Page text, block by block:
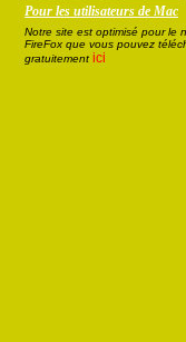
Pour les utilisateurs de Mac
Notre site est optimisé pour le
FireFox que vous pouvez
gratuitement ici